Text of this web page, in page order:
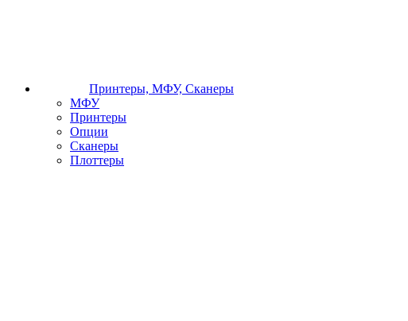
Принтеры, МФУ, Сканеры
МФУ
Принтеры
Опции
Сканеры
Плоттеры